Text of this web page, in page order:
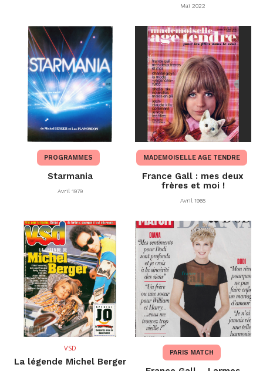
Mai 2022
PROGRAMMES
Starmania
Avril 1979
MADEMOISELLE AGE TENDRE
France Gall : mes deux
frères et moi !
Avril 1965
VSD
La légende Michel Berger
PARIS MATCH